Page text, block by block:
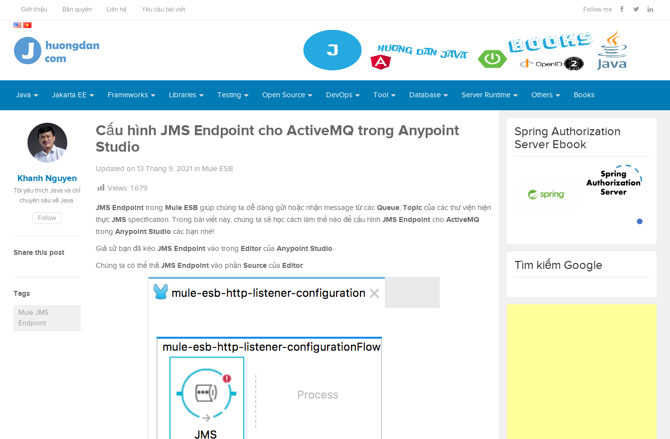
Giới thiệu Bản quyền Liên hệ Yêu cầu bài viết Follow me
Java Jakarta EE Frameworks Libraries Testing Open Source DevOps Tool Database Server Runtime Others Books
Khanh Nguyen
Tôi yêu thích Java và chỉ
chuyên sâu về Java.
Follow
Share this post
Tags
Mule JMS
Endpoint
Cấu hình JMS Endpoint cho ActiveMQ trong Anypoint
Studio
Updated on 13 Tháng 9, 2021 in Mule ESB
Views: 1.679
JMS Endpoint trong Mule ESB giúp chúng ta dễ dàng gửi hoặc nhận message từ các Queue, Topic của các thư viện hiện
thực JMS specification. Trong bài viết này, chúng ta sẽ học cách làm thế nào để cấu hình JMS Endpoint cho ActiveMQ
trong Anypoint Studio các bạn nhé!
Giả sử bạn đã kéo JMS Endpoint vào trong Editorcủa Anypoint Studio.
Chúng ta có thể thả JMS Endpoint vào phần Source của Editor:
Spring Authorization
Server Ebook
Tìm kiếm Google